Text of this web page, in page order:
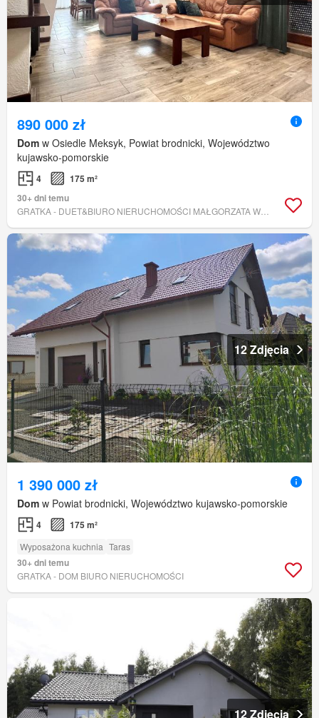
890 000 zł
Dom w Osiedle Meksyk, Powiat brodnicki, Województwo
kujawsko-pomorskie
4
175 m²
30+ dni temu
12 Zdjęcia
1 390 000 zł
Dom w Powiat brodnicki, Województwo kujawsko-pomorskie
4 175 m²
Wyposażona kuchnia Taras
30+ dni temu
GRATKA - DOM BIURO NIERUCHOMOŚCI
12 Zdjęcia